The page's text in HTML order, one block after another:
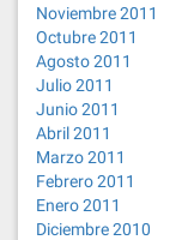
Noviembre 2011
Octubre 2011
Agosto 2011
Julio 2011
Junio 2011
Abril 2011
Marzo 2011
Febrero 2011
Enero 2011
Diciembre 2010